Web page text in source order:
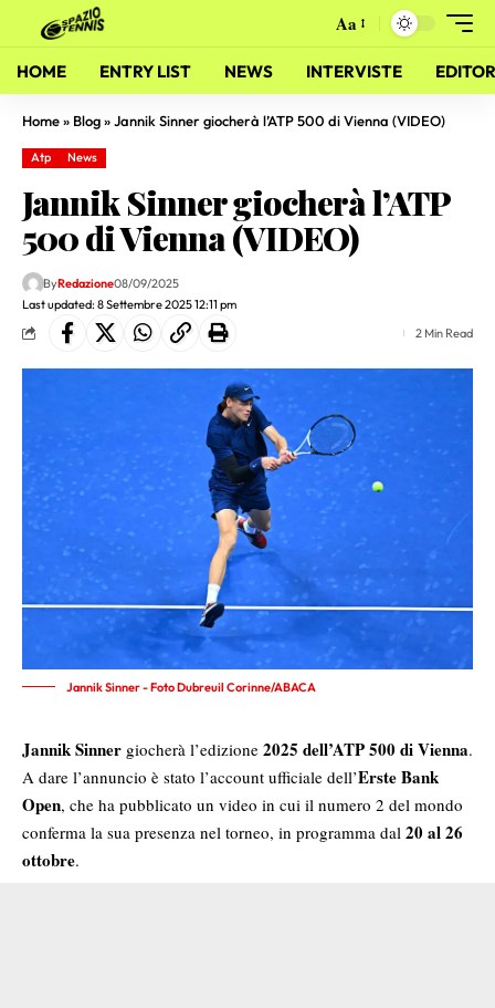
Aa
HOME ENTRY LIST NEWS INTERVISTE
Home» Blog»Jannik Sinner giocherà l’ATP 500 di Vienna (VIDEO)
Atp News
Jannik Sinner giocherà l’ATP
500 di Vienna (VIDEO)
Last updated: 8 Settembre 2025 12:11 pm
ByRedazione08/09/2025
2 Min Read
Jannik Sinner - Foto Dubreuil Corinne/ABACA
Jannik Sinner giocherà l’edizione 2025 dell’ATP 500 di Vienna.
A dare l’annuncio è stato l’account ufficiale dell’Erste Bank
Open, che ha pubblicato un video in cui il numero 2 del mondo
conferma la sua presenza nel torneo, in programma dal 20 al 26
ottobre.